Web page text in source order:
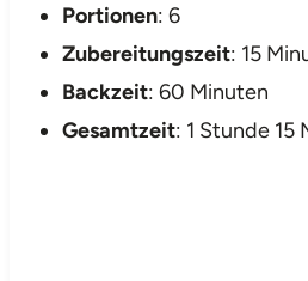
Portionen: 6
Zubereitungszeit: 15
Backzeit: 60 Minuten
Gesamtzeit: 1 Stunde 15